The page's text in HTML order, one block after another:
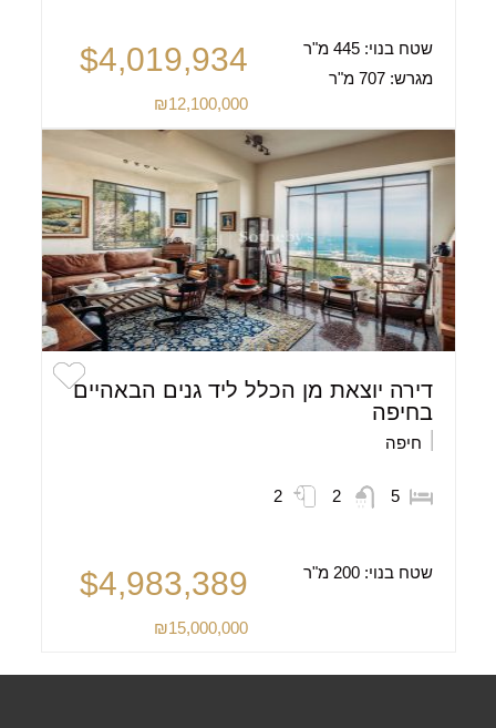
שטח בנוי:445 מ"ר
מגרש:707 מ"ר
$4,019,934
₪12,100,000
דירה יוצאת מן הכלל ליד גנים הבאהיים
בחיפה
חיפה
5
2
2
שטח בנוי:200 מ"ר $4,983,389
₪15,000,000